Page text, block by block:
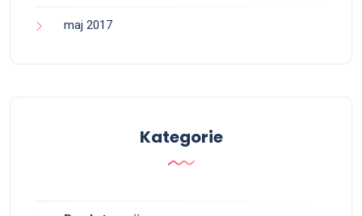
maj 2017
Kategorie